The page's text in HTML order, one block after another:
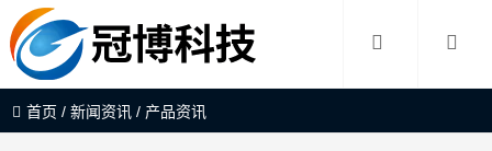
首页 /新闻资讯 / 产品资讯